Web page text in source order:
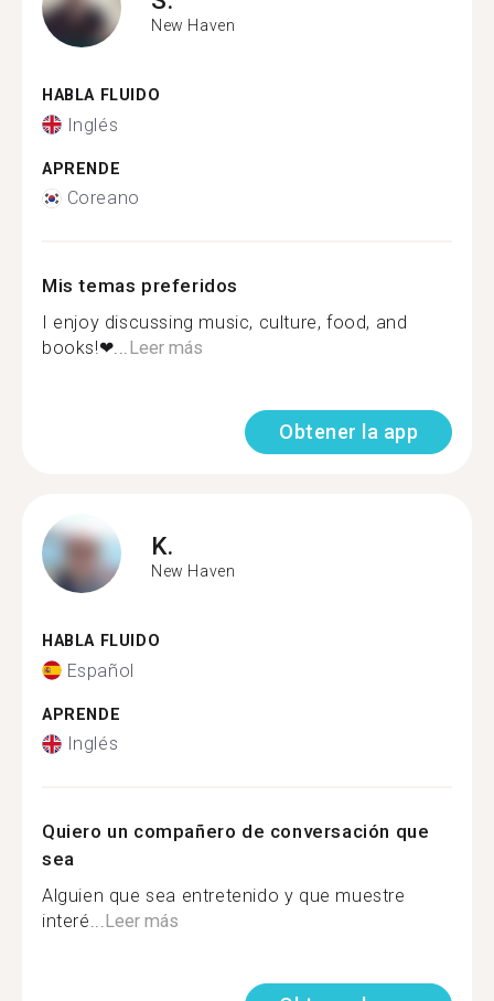
New Haven
HABLA FLUIDO
Inglés
APRENDE
Coreano
Mis temas preferidos
I enjoy discussing music, culture, food, and
books!❤...Leer más
Obtener la app
K.
New Haven
HABLA FLUIDO
Español
APRENDE
Inglés
Quiero un compañero de conversación que
sea
Alguien que sea entretenido y que muestre
interé...Leer más